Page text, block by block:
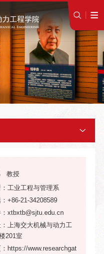
教授
工业工程与管理系
+86-21-34208589
xtbxtb@sjtu.edu.cn
上海交大机械与动力工
201室
https://www.researchgat